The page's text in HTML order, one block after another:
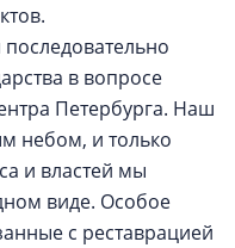
в вопросе
Петербурга. Наш
небом, и только
и властей мы
виде. Особое
с реставрацией